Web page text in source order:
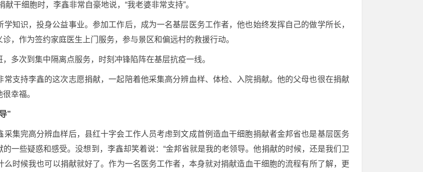
干细胞时，李鑫非常自豪地说，“我老婆非常支持”。
知识，投身公益事业。参加工作后，成为一名基层医务工作者，他也始终发挥自己的做学所长，
，作为签约家庭医生上门服务，参与景区和偏远村的救援行动。
多次到集中隔离点服务，时刻冲锋陷阵在基层抗疫一线。
支持李鑫的这次志愿捐献，一起陪着他采集高分辨血样、体检、入院捐献。他的父母也很在捐献
幸福。
”
集完高分辨血样后，县红十字会工作人员考虑到文成首例造血干细胞捐献者金邦省也是基层医务
一些疑惑和感受。没想到，李鑫却笑着说：“金邦省就是我的老领导。他捐献的时候，还是我们卫
时候我也可以捐献就好了。作为一名医务工作者，本身就对捐献造血干细胞的流程有所了解，更